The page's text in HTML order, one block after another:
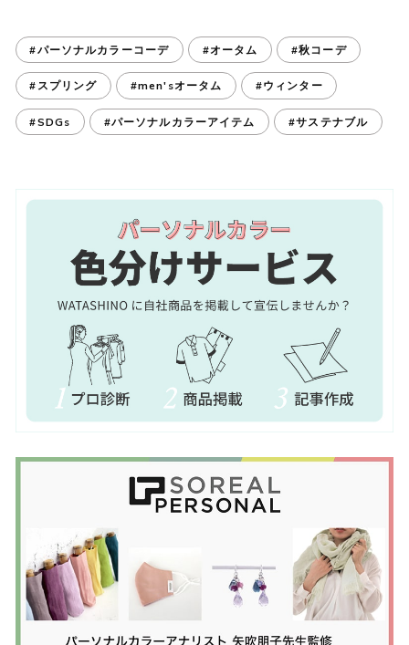
#パーソナルカラーコーデ #オータム #秋コーデ
#スプリング #men'sオータム #ウィンター
#SDGs #パーソナルカラーアイテム #サステナブル